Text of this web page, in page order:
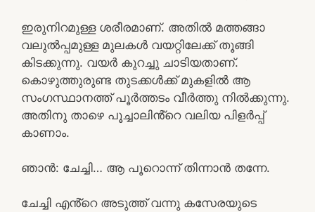
ഇരുനിറമുള്ള ശരീരമാണ്. അതിൽ മത്തങ്ങാ
വലുൽപ്പമുള്ള മുലകൾ വയറ്റിലേക്ക് തൂങ്ങി
കിടക്കുന്നു. വയർ കുറച്ചു ചാടിയതാണ്.
കൊഴുത്തുരുണ്ട തുടക്കൾക്ക് മുകളിൽ ആ
സംഗസ്ഥാനത്ത് പൂർത്തടം വീർത്തു നിൽക്കുന്നു.
അതിനു താഴെ പൂച്ചാലിൻ്റെ വലിയ പിളർപ്പ്
കാണാം.
ഞാൻ: ചേച്ചി… ആ പൂറൊന്ന് തിന്നാൻ തന്നേ.
ചേച്ചി എൻ്റെ അടുത്ത് വന്നു കസേരയുടെ